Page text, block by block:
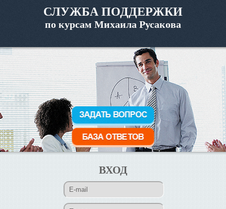
СЛУЖБА ПОДДЕРЖКИ
по курсам Михаила Русакова
ВХОД